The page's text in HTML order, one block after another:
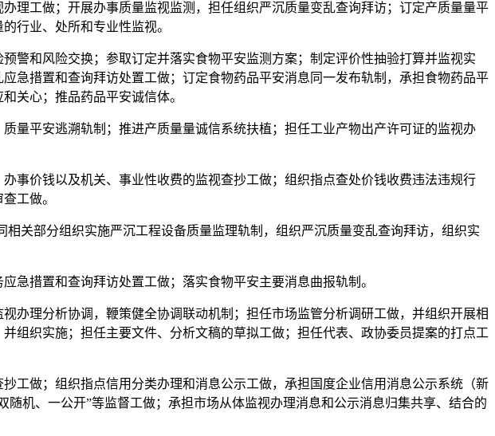
理工做；开展办事质量监视监测，担任组织严沉质量变乱查询拜访；订定产质量量平
行业、处所和专业性监视。
和风险交换；参取订定并落实食物平安监测方案；制定评价性抽验打算并监视实
急措置和查询拜访处置工做；订定食物药品平安消息同一发布轨制，承担食物药品平
关心；推品药品平安诚信体。
平安逃溯轨制；推进产质量量诚信系统扶植；担任工业产物出产许可证的监视办
价钱以及机关、事业性收费的监视查抄工做；组织指点查处价钱收费违法违规行
工做。
部分组织实施严沉工程设备质量监理轨制，组织严沉质量变乱查询拜访，组织实
措置和查询拜访处置工做；落实食物平安主要消息曲报轨制。
理分析协调，鞭策健全协调联动机制；担任市场监管分析调研工做，并组织开展相
组织实施；担任主要文件、分析文稿的草拟工做；担任代表、政协委员提案的打点工
做；组织指点信用分类办理和消息公示工做，承担国度企业信用消息公示系统（新
机、一公开”等监督工做；承担市场从体监视办理消息和公示消息归集共享、结合的